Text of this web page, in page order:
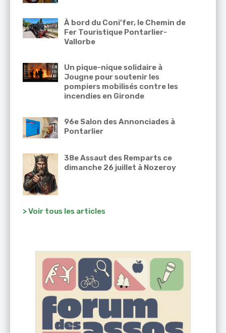
À bord du Coni’fer, le Chemin de
Fer Touristique Pontarlier-
Vallorbe
Un pique-nique solidaire à
Jougne pour soutenir les
pompiers mobilisés contre les
incendies en Gironde
96e Salon des Annonciades à
Pontarlier
38e Assaut des Remparts ce
dimanche 26 juillet à Nozeroy
> Voir tous les articles